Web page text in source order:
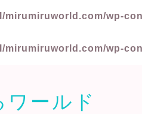
mirumiruworld.com/wp-
mirumiruworld.com/wp-
ワールド